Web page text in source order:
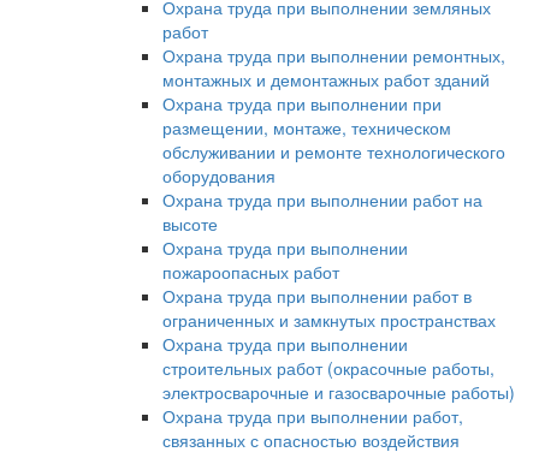
Охрана труда при выполнении земляных
работ
Охрана труда при выполнении ремонтных,
монтажных и демонтажных работ зданий
Охрана труда при выполнении при
размещении, монтаже, техническом
обслуживании и ремонте технологического
оборудования
Охрана труда при выполнении работ на
высоте
Охрана труда при выполнении
пожароопасных работ
Охрана труда при выполнении работ в
ограниченных и замкнутых пространствах
Охрана труда при выполнении
строительных работ (окрасочные работы,
электросварочные и газосварочные работы)
Охрана труда при выполнении работ,
связанных с опасностью воздействия